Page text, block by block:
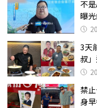
不
曝
3天
叔
理
禁
身